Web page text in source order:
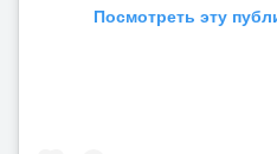
Посмотреть эту